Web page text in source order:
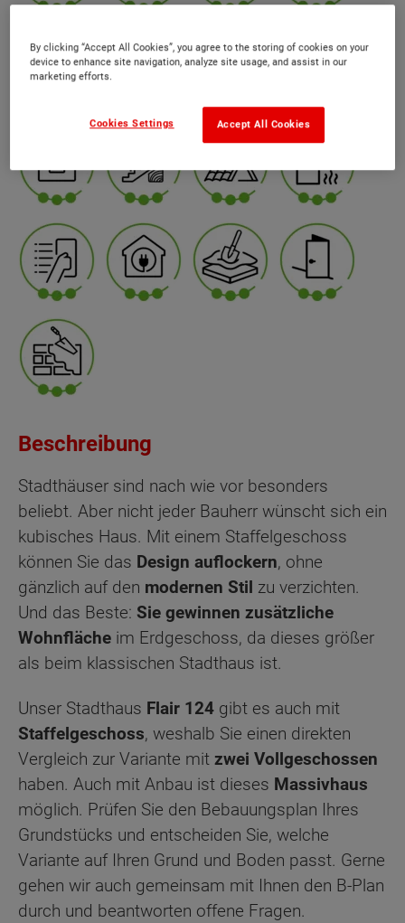
Beschreibung
Stadthäuser sind nach wie vor besonders
beliebt. Aber nicht jeder Bauherr wünscht sich ein
kubisches Haus. Mit einem Staffelgeschoss
können Sie das Design auflockern, ohne
gänzlich auf den modernen Stil zu verzichten.
Und das Beste: Sie gewinnen zusätzliche
Wohnfläche im Erdgeschoss, da dieses größer
als beim klassischen Stadthaus ist.
Unser Stadthaus Flair 124 gibt es auch mit
Staffelgeschoss, weshalb Sie einen direkten
Vergleich zur Variante mit zwei Vollgeschossen
haben. Auch mit Anbau ist dieses Massivhaus
möglich. Prüfen Sie den Bebauungsplan Ihres
Grundstücks und entscheiden Sie, welche
Variante auf Ihren Grund und Boden passt. Gerne
gehen wir auch gemeinsam mit Ihnen den B-Plan
durch und beantworten offene Fragen.
By clicking “Accept All Cookies”, you agree to the storing of cookies on your
device to enhance site navigation, analyze site usage, and assist in our
marketing efforts.
Accept All Cookies
Cookies Settings